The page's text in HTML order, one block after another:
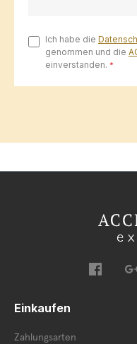
Ich habe die
genommen und die
einverstanden. *
Einkaufen
Zahlungsarten